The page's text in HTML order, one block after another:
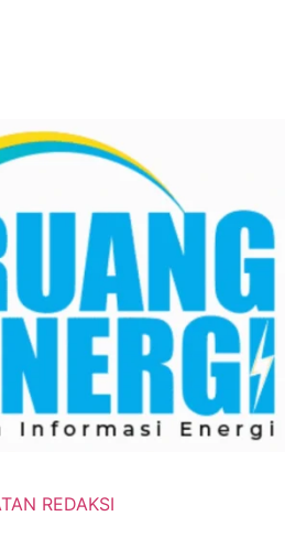
REDAKSI